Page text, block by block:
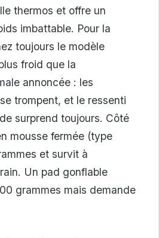
thermos et offre un
imbattable. Pour la
toujours le modèle
froid que la
annoncée : les
trompent, et le ressenti
surprend toujours. Côté
mousse fermée (type
et survit à
Un pad gonflable
grammes mais demande